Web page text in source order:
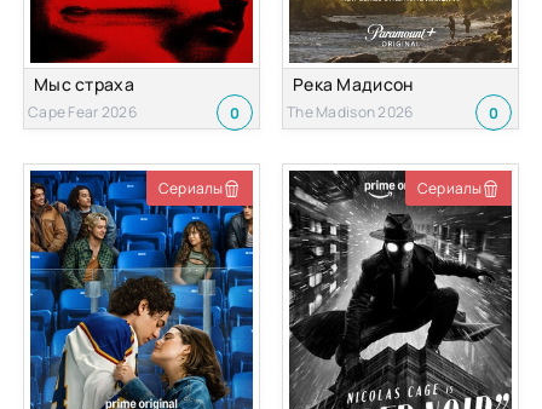
Мыс страха
Cape Fear 2026 0
Река Мадисон
The Madison 2026 0
Сериалы Сериалы